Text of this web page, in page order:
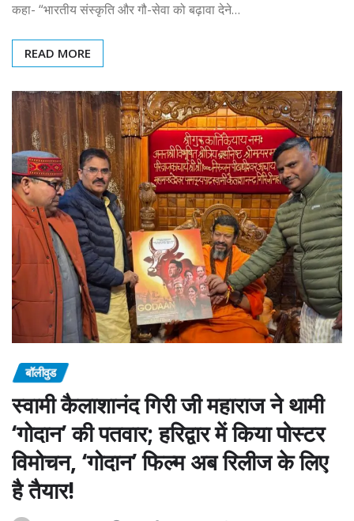
कहा- “भारतीय संस्कृति और गौ-सेवा को बढ़ावा देने…
READ MORE
बॉलीवुड
स्वामी कैलाशानंद गिरी जी महाराज ने थामी
‘गोदान’ की पतवार; हरिद्वार में किया पोस्टर
विमोचन, ‘गोदान’ फिल्म अब रिलीज के लिए
है तैयार!